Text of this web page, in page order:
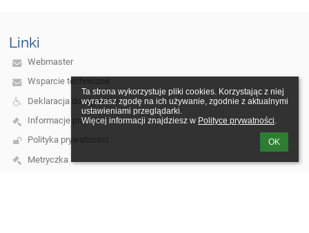
Ta strona wykorzystuje pliki cookies. Korzystając z niej
wyrażasz zgodę na ich używanie, zgodnie z aktualnymi
ustawieniami przeglądarki.
Więcej informacji znajdziesz w Polityce prywatności.
OK
Linki
Webmaster
Wsparcie techniczne
Deklaracja dostępności
Informacje prawne
Polityka prywatności
Metryczka